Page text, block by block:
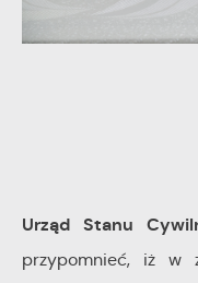
Urząd Stanu
przypomnieć, iż w